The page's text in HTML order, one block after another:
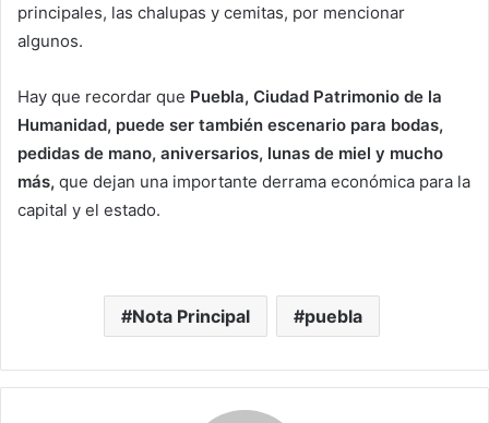
principales, las chalupas y cemitas, por mencionar
algunos.
Hay que recordar que Puebla, Ciudad Patrimonio de la
Humanidad, puede ser también escenario para bodas,
pedidas de mano, aniversarios, lunas de miel y mucho
más, que dejan una importante derrama económica para la
capital y el estado.
Nota Principal puebla